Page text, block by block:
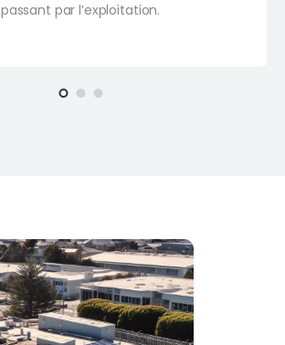
passant par l’exploitation.